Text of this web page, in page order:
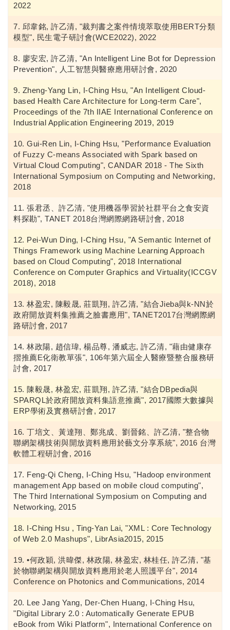
2022
邱韋銘, 許乙清, "裁判書之案件情境萃取使用BERT分類
模型", 民生電子研討會(WCE2022), 2022
廖安宏, 許乙清, "An Intelligent Line Bot for Depression
Prevention", 人工智慧與醫療應用研討會, 2020
Zheng-Yang Lin, I-Ching Hsu, "An Intelligent Cloud-
based Health Care Architecture for Long-term Care",
Proceedings of the 7th IIAE International Conference on
Industrial Application Engineering 2019, 2019
Gui-Ren Lin, I-Ching Hsu, "Performance Evaluation
of Fuzzy C-means Associated with Spark based on
Virtual Cloud Computing", CANDAR 2018 - The Sixth
International Symposium on Computing and Networking,
2018
張君丞、許乙清, "使用機器學習於社群平台之食安資
料探勘", TANET 2018台灣網際網路研討會, 2018
Pei-Wun Ding, I-Ching Hsu, "A Semantic Internet of
Things Framework using Machine Learning Approach
based on Cloud Computing", 2018 International
Conference on Computer Graphics and Virtuality(ICCGV
2018), 2018
林盈宏, 陳毅晟, 莊凱翔, 許乙清, "結合Jieba與k-NN於
政府開放資料集推薦之臉書應用", TANET2017台灣網際網
路研討會, 2017
林政陽, 趙信瑋, 楊品尊, 潘威志, 許乙清, "藉由健康存
摺推薦E化衛教單張", 106年第六屆全人醫療暨整合服務研
討會, 2017
陳毅晟, 林盈宏, 莊凱翔, 許乙清, "結合DBpedia與
SPARQL於政府開放資料集語意推薦", 2017國際大數據與
ERP學術及實務研討會, 2017
丁培文、黃達翔、鄭兆成、劉晉銘、許乙清, "整合物
聯網架構技術與開放資料應用於藝文分享系統", 2016 台灣
軟體工程研討會, 2016
Feng-Qi Cheng, I-Ching Hsu, "Hadoop environment
management App based on mobile cloud computing",
The Third International Symposium on Computing and
Networking, 2015
I-Ching Hsu , Ting-Yan Lai, "XML : Core Technology
of Web 2.0 Mashups", LibrAsia2015, 2015
•何政穎, 洪暐傑, 林政陽, 林盈宏, 林桂任, 許乙清, "基
於物聯網架構與開放資料應用於老人照護平台", 2014
Conference on Photonics and Communications, 2014
Lee Jang Yang, Der-Chen Huang, I-Ching Hsu,
"Digital Library 2.0 : Automatically Generate EPUB
eBook from Wiki Platform", International Conference on